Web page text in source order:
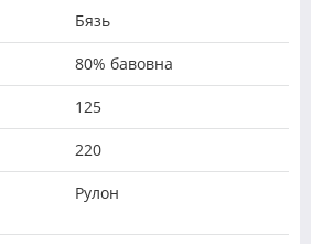
Бязь
80% бавовна
125
220
Рулон